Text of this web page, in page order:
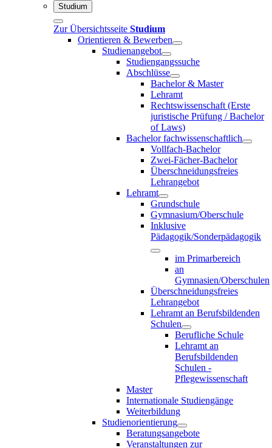
Studium
Zur Übersichtsseite Studium
Orientieren & Bewerben
Studienangebot
Studiengangssuche
Abschlüsse
Bachelor & Master
Lehramt
Rechtswissenschaft (Erste
juristische Prüfung / Bachelor
of Laws)
Bachelor fachwissenschaftlich
Vollfach-Bachelor
Zwei-Fächer-Bachelor
Überschneidungsfreies
Lehrangebot
Lehramt
Grundschule
Gymnasium/Oberschule
Inklusive
Pädagogik/Sonderpädagogik
im Primarbereich
an
Gymnasien/Oberschulen
Überschneidungsfreies
Lehrangebot
Lehramt an Berufsbildenden
Schulen
Berufliche Schule
Lehramt an
Berufsbildenden
Schulen -
Pflegewissenschaft
Master
Internationale Studiengänge
Weiterbildung
Studienorientierung
Beratungsangebote
Veranstaltungen zur